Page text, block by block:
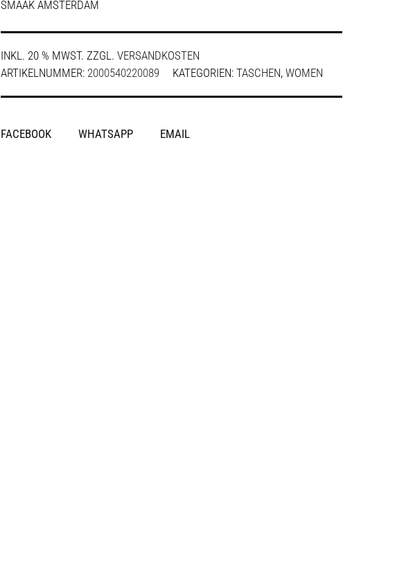
SMAAK AMSTERDAM
INKL. 20 % MWST. ZZGL. VERSANDKOSTEN
ARTIKELNUMMER: 2000540220089 KATEGORIEN: TASCHEN, WOMEN
SHARE
FACEBOOK WHATSAPP EMAIL